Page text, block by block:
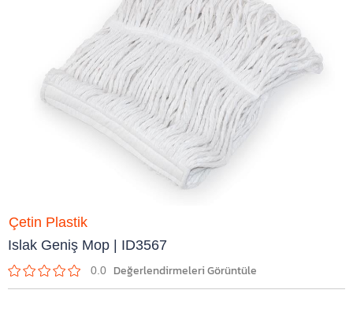
Islak Geniş Mop | ID3567
0.0
Çetin Plastik